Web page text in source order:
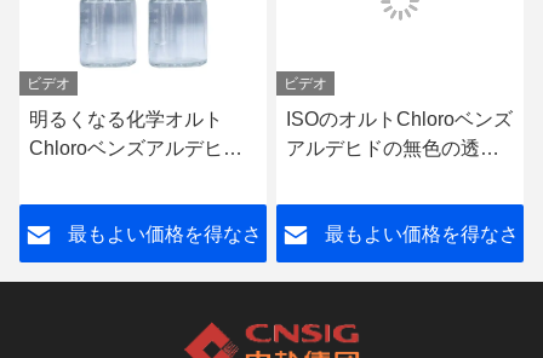
ビデオ
明るくなる化学オルト
Chloroベンズアルデヒド
最もよい価格を得なさ
ビデオ
ISOのオルトChloroベンズ
アルデヒドの無色の透明
最もよい価格を得なさ